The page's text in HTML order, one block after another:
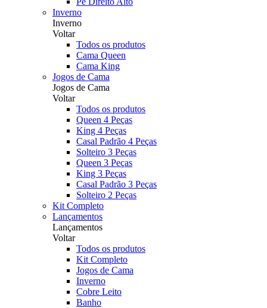
Inverno
Inverno
Voltar
Todos os produtos
Cama Queen
Cama King
Jogos de Cama
Jogos de Cama
Voltar
Todos os produtos
Queen 4 Peças
King 4 Peças
Casal Padrão 4 Peças
Solteiro 3 Peças
Queen 3 Peças
King 3 Peças
Casal Padrão 3 Peças
Solteiro 2 Peças
Kit Completo
Lançamentos
Lançamentos
Voltar
Todos os produtos
Kit Completo
Jogos de Cama
Inverno
Cobre Leito
Banho